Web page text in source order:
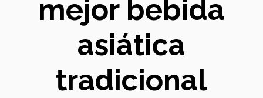
mejor bebida
asiática
tradicional